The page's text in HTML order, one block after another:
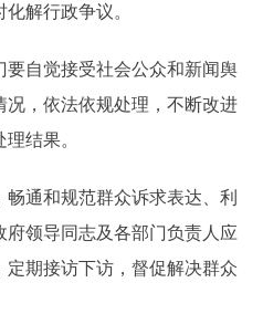
化解行政争议。
要自觉接受社会公众和新闻舆
况，依法依规处理，不断改进
理结果。
畅通和规范群众诉求表达、利
府领导同志及各部门负责人 应
定期接访下访，督促解决群众